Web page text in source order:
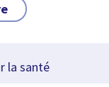
la santé